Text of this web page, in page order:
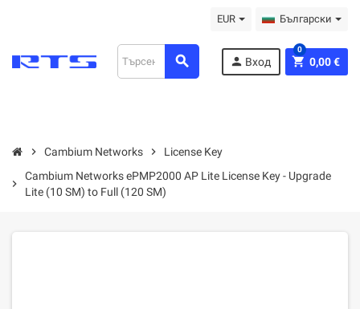
EUR Български
search person Вход shopping_cart 0,00 €
0
chevron_right Cambium Networks chevron_right License Key
chevron_right
Cambium Networks ePMP2000 AP Lite License Key - Upgrade
Lite (10 SM) to Full (120 SM)